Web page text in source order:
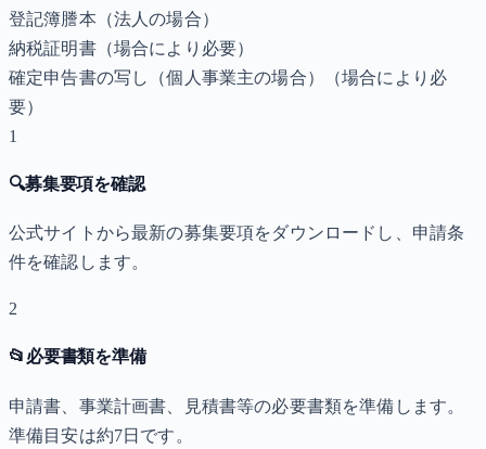
登記簿謄本（法人の場合）
納税証明書（場合により必要）
確定申告書の写し（個人事業主の場合）
（場合により必
要）
1
🔍募集要項を確認
公式サイトから最新の募集要項をダウンロードし、申請条
件を確認します。
2
📂 必要書類を準備
申請書、事業計画書、見積書等の必要書類を準備します。
準備目安は約7日です。